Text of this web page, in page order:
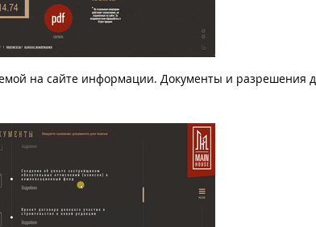
на сайте информации. Документы и разрешения